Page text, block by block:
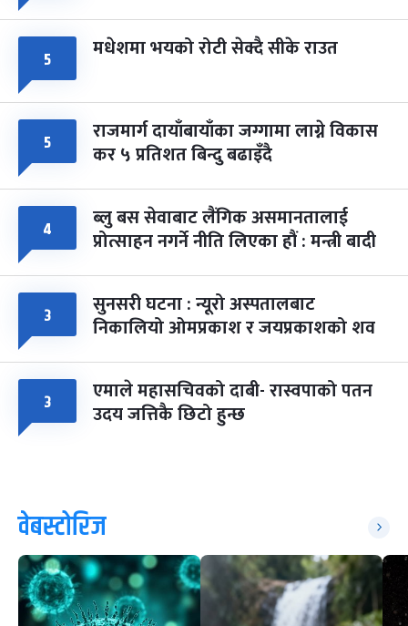
५ मधेशमा भयको रोटी सेक्दै सीके राउत
५ राजमार्ग दायाँबायाँका जग्गामा लाग्ने विकास
कर ५ प्रतिशत बिन्दु बढाइँदै
४ ब्लु बस सेवाबाट लैंगिक असमानतालाई
प्रोत्साहन नगर्ने नीति लिएका हौं : मन्त्री बादी
३ सुनसरी घटना : न्यूरो अस्पतालबाट
निकालियो ओमप्रकाश र जयप्रकाशको शव
३ एमाले महासचिवको दाबी- रास्वपाको पतन
उदय जत्तिकै छिटो हुन्छ
वेबस्टोरिज